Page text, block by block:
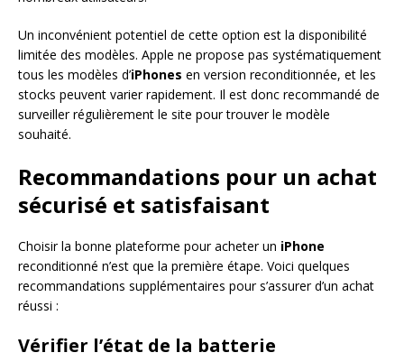
Un inconvénient potentiel de cette option est la disponibilité
limitée des modèles. Apple ne propose pas systématiquement
tous les modèles d’iPhones en version reconditionnée, et les
stocks peuvent varier rapidement. Il est donc recommandé de
surveiller régulièrement le site pour trouver le modèle
souhaité.
Recommandations pour un achat
sécurisé et satisfaisant
Choisir la bonne plateforme pour acheter un iPhone
reconditionné n’est que la première étape. Voici quelques
recommandations supplémentaires pour s’assurer d’un achat
réussi :
Vérifier l’état de la batterie